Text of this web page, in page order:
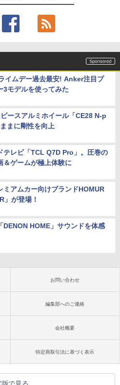
イムデー過去最安! Anker注目プ
3モデルを使ってみた
ースアルミホイール「CE28 N-p
まに剛性を向上
テレビ「TCL Q7D Pro」。圧巻の
＆ゲームが極上体験に
ミアムカー向けブランドHOMUR
」が登場！
DENON HOME」サウンドを体感
お問い合わせ
編集部へのご連絡
会社概要
特定商取引法に基づく表示